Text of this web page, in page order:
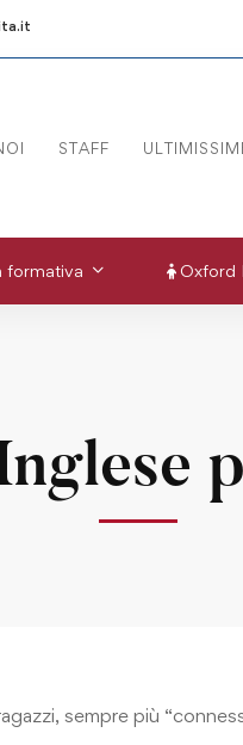
STAFF
formativa Oxford
sempre più